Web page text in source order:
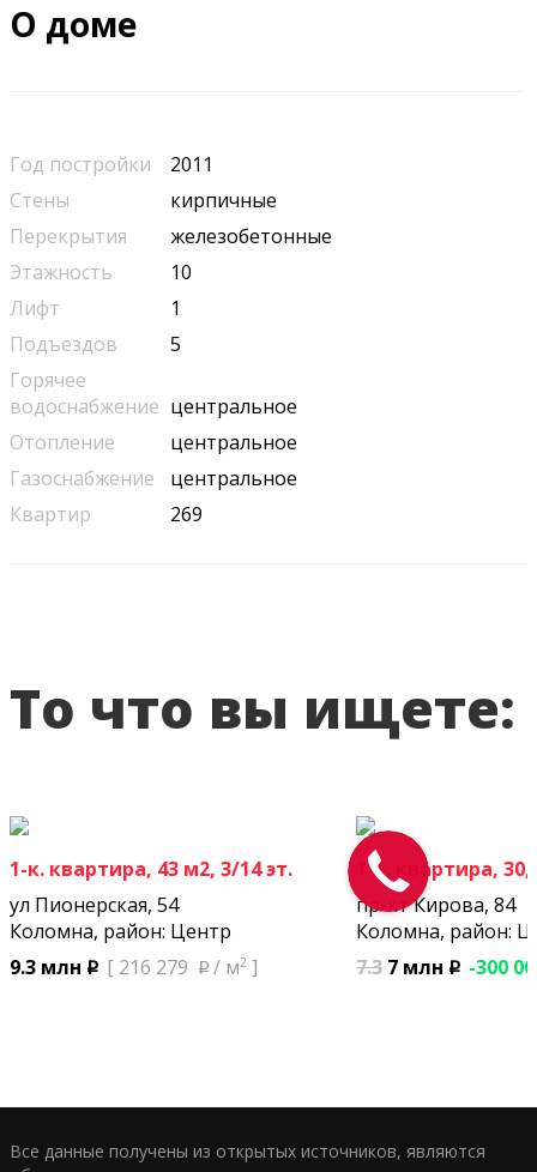
О доме
Год постройки
2011
Стены
кирпичные
Перекрытия
железобетонные
Этажность
10
Лифт
1
Подъездов
5
Горячее
водоснабжение центральное
Отопление
центральное
Газоснабжение
центральное
Квартир
269
То что вы ищете:
1-к. квартира, 43 м2, 3/14 эт.
ул Пионерская, 54
Коломна, район: Центр
9.3 млн p [ 216 279 p / м2 ]
1-к. квартира,
пр-кт Кирова, 84
Коломна, район:
7.3 7 млн p -300
Все данные получены из открытых источников, являются